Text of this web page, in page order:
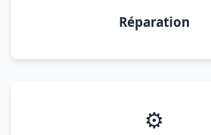
Réparation
⚙️